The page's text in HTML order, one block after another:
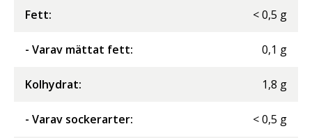
Fett: <0,5 g
- Varav mättat fett: 0,1 g
Kolhydrat: 1,8 g
- Varav sockerarter: <0,5 g